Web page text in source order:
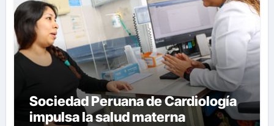
Sociedad Peruana de Cardiología
impulsa la salud materna